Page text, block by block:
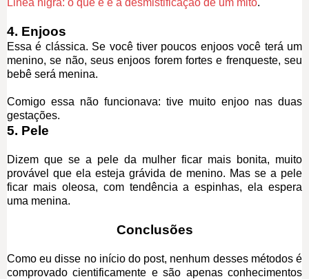
Linea nigra: o que é e a desmistificação de um mito.
4. Enjoos
Essa é clássica. Se você tiver poucos enjoos você terá um
menino, se não, seus enjoos forem fortes e frenqueste, seu
bebê será menina.
Comigo essa não funcionava: tive muito enjoo nas duas
gestações.
5. Pele
Dizem que se a pele da mulher ficar mais bonita, muito
provável que ela esteja grávida de menino. Mas se a pele
ficar mais oleosa, com tendência a espinhas, ela espera
uma menina.
Conclusões
Como eu disse no início do post, nenhum desses métodos é
comprovado cientificamente e são apenas conhecimentos